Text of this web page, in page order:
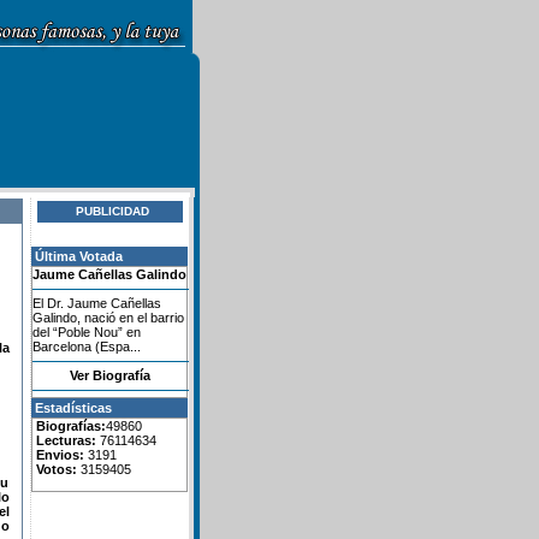
PUBLICIDAD
Última Votada
Jaume Cañellas Galindo
El Dr. Jaume Cañellas
Galindo, nació en el barrio
del “Poble Nou” en
Barcelona (Espa...
Ver Biografía
Estadísticas
Biografías:49860
Lecturas: 76114634
Envios: 3191
Votos: 3159405